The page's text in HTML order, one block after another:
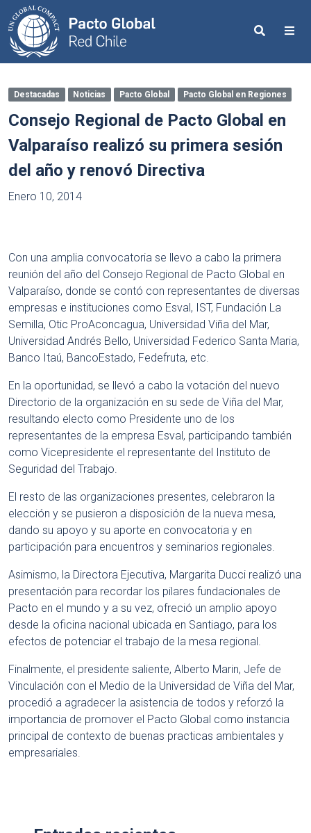
Search
Destacadas Noticias Pacto Global Pacto Global en Regiones
Consejo Regional de Pacto Global en
Valparaíso realizó su primera sesión
del año y renovó Directiva
Enero 10, 2014
Con una amplia convocatoria se llevo a cabo la primera
reunión del año del Consejo Regional de Pacto Global en
Valparaíso, donde se contó con representantes de diversas
empresas e instituciones como Esval, IST, Fundación La
Semilla, Otic ProAconcagua, Universidad Viña del Mar,
Universidad Andrés Bello, Universidad Federico Santa Maria,
Banco Itaú, BancoEstado, Fedefruta, etc.
En la oportunidad, se llevó a cabo la votación del nuevo
Directorio de la organización en su sede de Viña del Mar,
resultando electo como Presidente uno de los
representantes de la empresa Esval, participando también
como Vicepresidente el representante del Instituto de
Seguridad del Trabajo.
El resto de las organizaciones presentes, celebraron la
elección y se pusieron a disposición de la nueva mesa,
dando su apoyo y su aporte en convocatoria y en
participación para encuentros y seminarios regionales.
Asimismo, la Directora Ejecutiva, Margarita Ducci realizó una
presentación para recordar los pilares fundacionales de
Pacto en el mundo y a su vez, ofreció un amplio apoyo
desde la oficina nacional ubicada en Santiago, para los
efectos de potenciar el trabajo de la mesa regional.
Finalmente, el presidente saliente, Alberto Marin, Jefe de
Vinculación con el Medio de la Universidad de Viña del Mar,
procedió a agradecer la asistencia de todos y reforzó la
importancia de promover el Pacto Global como instancia
principal de contexto de buenas practicas ambientales y
empresariales.